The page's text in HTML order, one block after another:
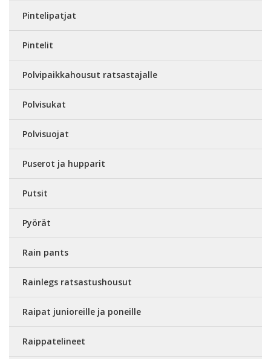
Pintelipatjat
Pintelit
Polvipaikkahousut ratsastajalle
Polvisukat
Polvisuojat
Puserot ja hupparit
Putsit
Pyörät
Rain pants
Rainlegs ratsastushousut
Raipat junioreille ja poneille
Raippatelineet